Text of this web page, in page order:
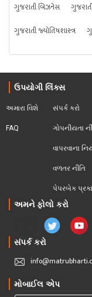
ગુજરાતી બિઝનેસ
ગુજરાતી જ્યોતિષશાસ્ત્ર
ઉપયોગી લિંક્સ
અમારા વિશે
FAQ
સંપર્ક કરો
ગોપનીયતા
વાપરવાના
વળતર નીતિ
પેપરબેક
અમને ફોલો કરો
સંપર્ક કરો
મોબાઈલ એપ